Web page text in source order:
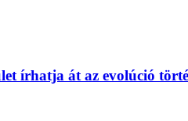
írhatja át az evolúció